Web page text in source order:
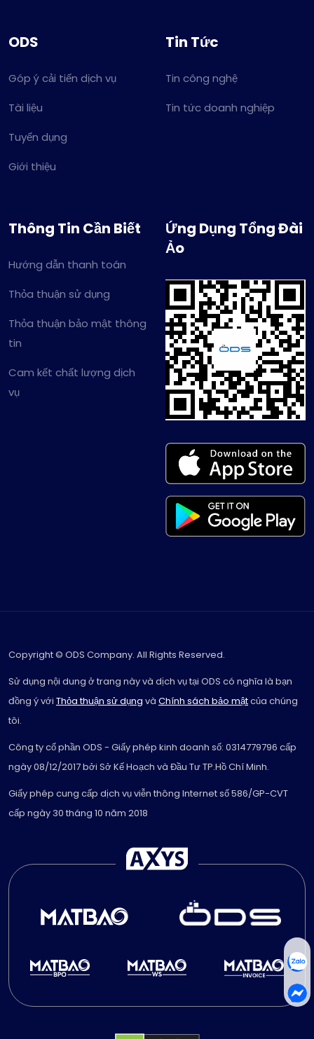
ODS
Góp ý cải tiến dịch vụ
Tài liệu
Tuyển dụng
Giới thiệu
Tin Tức
Tin công nghệ
Tin tức doanh nghiệp
Thông Tin Cần Biết
Hướng dẫn thanh toán
Thỏa thuận sử dụng
Thỏa thuận bảo mật thông
tin
Cam kết chất lượng dịch
vụ
Ứng Dụng Tổng Đài
Ảo
Copyright © ODS Company. All Rights Reserved.
Sử dụng nội dung ở trang này và dịch vụ tại ODS có nghĩa là bạn
đồng ý với Thỏa thuận sử dụng và Chính sách bảo mậtcủa chúng
tôi.
Công ty cổ phần ODS - Giấy phép kinh doanh số: 0314779796 cấp
ngày 08/12/2017 bởi Sở Kế Hoạch và Đầu Tư TP.Hồ Chí Minh.
Giấy phép cung cấp dịch vụ viễn thông Internet số 586/GP-CVT
cấp ngày 30 tháng 10 năm 2018